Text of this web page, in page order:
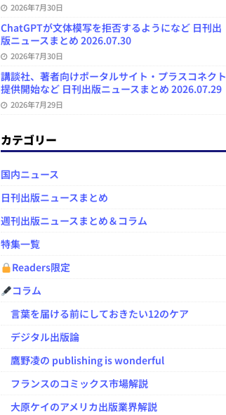
2026年7月30日
ChatGPTが文体模写を拒否するようになど 日刊出
版ニュースまとめ 2026.07.30
2026年7月30日
講談社、著者向けポータルサイト・プラスコネクト
提供開始など 日刊出版ニュースまとめ 2026.07.29
2026年7月29日
カテゴリー
国内ニュース
日刊出版ニュースまとめ
週刊出版ニュースまとめ＆コラム
特集一覧
Readers限定
コラム
言葉を届ける前にしておきたい12のケア
デジタル出版論
鷹野凌の publishing is wonderful
フランスのコミックス市場解説
大原ケイのアメリカ出版業界解説